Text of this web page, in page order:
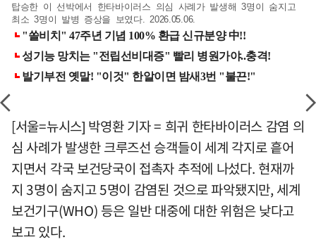
탑승한 이 선박에서 한타바이러스 의심 사례가 발생해 3명이 숨지고
최소 3명이 발병 증상을 보였다. 2026.05.06.
[서울=뉴시스] 박영환 기자 = 희귀 한타바이러스 감염 의
심 사례가 발생한 크루즈선 승객들이 세계 각지로 흩어
지면서 각국 보건당국이 접촉자 추적에 나섰다. 현재까
지 3명이 숨지고 5명이 감염된 것으로 파악됐지만, 세계
보건기구(WHO) 등은 일반 대중에 대한 위험은 낮다고
보고 있다.